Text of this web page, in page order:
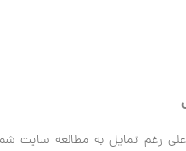
رغم تمايل به مطالعه سايت